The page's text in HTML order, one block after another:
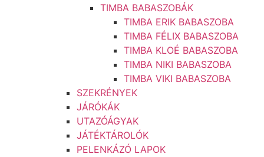
TIMBA BABASZOBÁK
TIMBA ERIK BABASZOBA
TIMBA FÉLIX BABASZOBA
TIMBA KLOÉ BABASZOBA
TIMBA NIKI BABASZOBA
TIMBA VIKI BABASZOBA
SZEKRÉNYEK
JÁRÓKÁK
UTAZÓÁGYAK
JÁTÉKTÁROLÓK
PELENKÁZÓ LAPOK